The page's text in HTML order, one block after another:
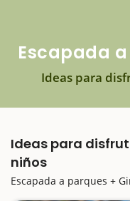
Escapada
Ideas para
Ideas para
niños
Escapada a parques +